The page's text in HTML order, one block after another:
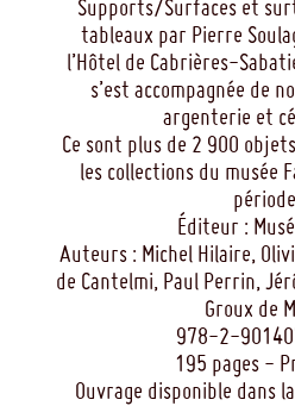
Supports/Surfaces et
tableaux par Pierre
l’Hôtel de Cabrières-
s’est accompagnée de
argenterie et
Ce sont plus de 2 900
les collections du musée
Éditeur :
Auteurs : Michel Hilaire,
de Cantelmi, Paul Perrin,
Groux de
978-2-
195 pages -
Ouvrage disponible dans la